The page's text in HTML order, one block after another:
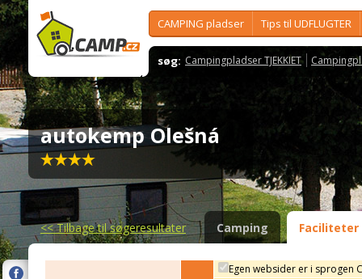
CAMPING pladser Tips til UDFLUGTER
søg: Campingpladser TJEKKIET
autokemp Olešná
<<Tilbage til søgeresultater Camping Faciliteter
Egen websider er i sprogen